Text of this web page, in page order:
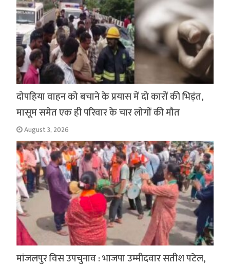
दोपहिया वाहन को बचाने के प्रयास में दो कारों की भिड़ंत,
मासूम समेत एक ही परिवार के चार लोगों की मौत
August 3, 2026
मांजलपुर विस उपचुनाव : भाजपा उम्मीदवार सतीश पटेल,